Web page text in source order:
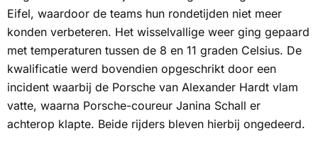
Eifel, waardoor de teams hun rondetijden niet meer
konden verbeteren. Het wisselvallige weer ging gepaard
met temperaturen tussen de 8 en 11 graden Celsius. De
kwalificatie werd bovendien opgeschrikt door een
incident waarbij de Porsche van Alexander Hardt vlam
vatte, waarna Porsche-coureur Janina Schall er
achterop klapte. Beide rijders bleven hierbij ongedeerd.